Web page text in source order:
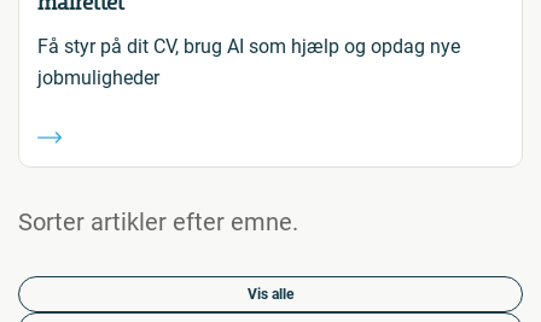
Få styr på dit CV, brug AI som hjælp og opdag nye
jobmuligheder
Sorter artikler efter emne.
Vis alle